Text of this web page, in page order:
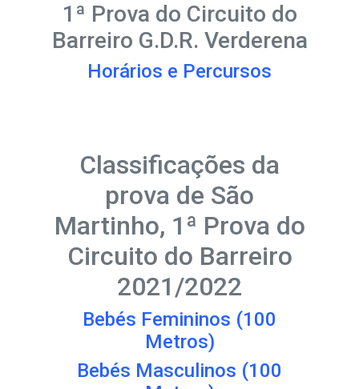
1ª Prova do Circuito do
Barreiro G.D.R. Verderena
Horários e Percursos
Classificações da
prova de São
Martinho, 1ª Prova do
Circuito do Barreiro
2021/2022
Bebés Femininos (100
Metros)
Bebés Masculinos (100